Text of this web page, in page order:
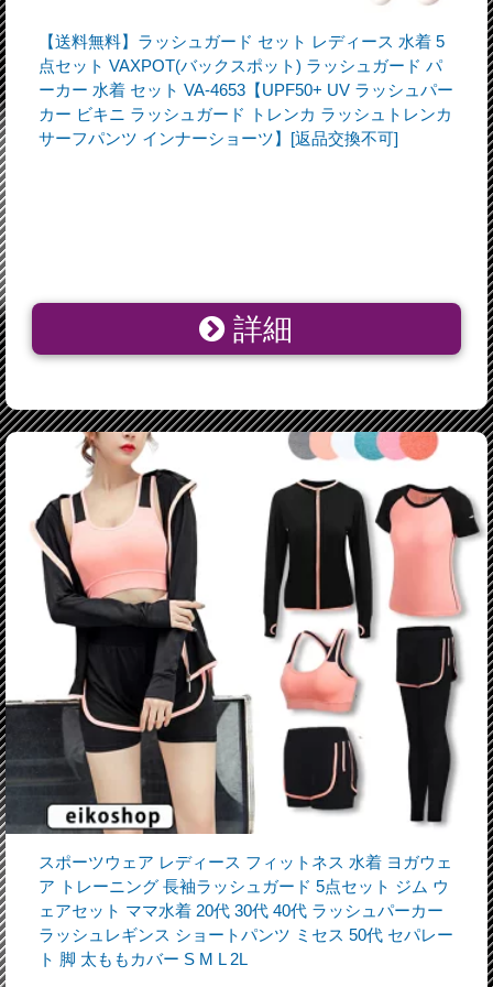
【送料無料】ラッシュガード セット レディース 水着 5
点セット VAXPOT(バックスポット) ラッシュガード パ
ーカー 水着 セット VA-4653【UPF50+ UV ラッシュパー
カー ビキニ ラッシュガード トレンカ ラッシュトレンカ
サーフパンツ インナーショーツ】[返品交換不可]
詳細
スポーツウェア レディース フィットネス 水着 ヨガウェ
ア トレーニング 長袖ラッシュガード 5点セット ジム ウ
ェアセット ママ水着 20代 30代 40代 ラッシュパーカー
ラッシュレギンス ショートパンツ ミセス 50代 セパレー
ト 脚 太ももカバー S M L 2L